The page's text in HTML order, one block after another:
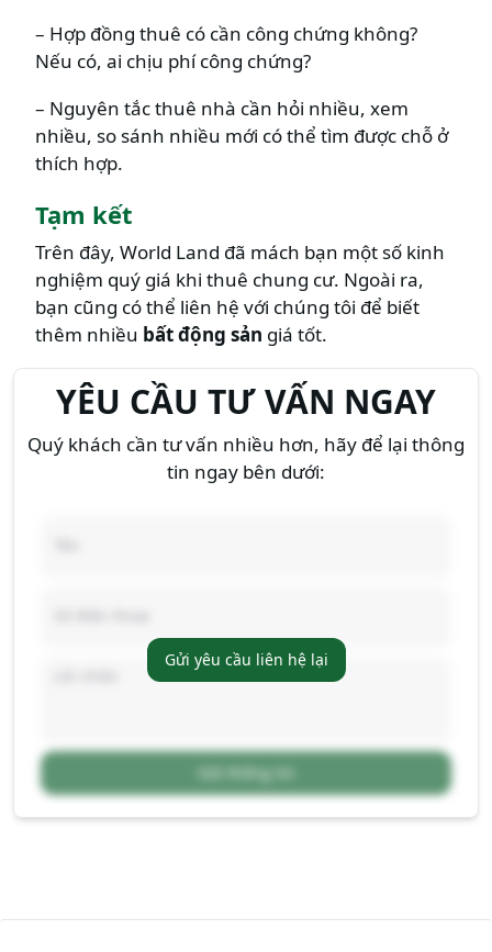
– Hợp đồng thuê có cần công chứng không?
Nếu có, ai chịu phí công chứng?
– Nguyên tắc thuê nhà cần hỏi nhiều, xem
nhiều, so sánh nhiều mới có thể tìm được chỗ ở
thích hợp.
Tạm kết
Trên đây, World Land đã mách bạn một số kinh
nghiệm quý giá khi thuê chung cư. Ngoài ra,
bạn cũng có thể liên hệ với chúng tôi để biết
thêm nhiều bất động sản giá tốt.
YÊU CẦU TƯ VẤN NGAY
Quý khách cần tư vấn nhiều hơn, hãy để lại thông
tin ngay bên dưới:
Gửi thông tin
Gửi yêu cầu liên hệ lại